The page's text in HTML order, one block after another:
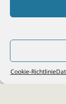
Cookie-Richtlinie
© 2026Steuerberater